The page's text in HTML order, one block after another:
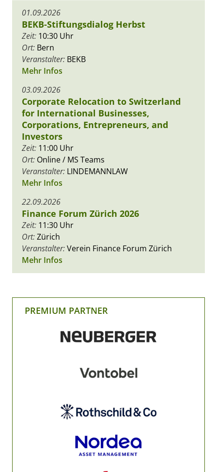
01.09.2026
BEKB-Stiftungsdialog Herbst
Zeit: 10:30 Uhr
Ort: Bern
Veranstalter: BEKB
Mehr Infos
03.09.2026
Corporate Relocation to Switzerland
for International Businesses,
Corporations, Entrepreneurs, and
Investors
Zeit: 11:00 Uhr
Ort: Online / MS Teams
Veranstalter: LINDEMANNLAW
Mehr Infos
22.09.2026
Finance Forum Zürich 2026
Zeit: 11:30 Uhr
Ort:Zürich
Veranstalter:Verein Finance Forum Zürich
Mehr Infos
PREMIUM PARTNER